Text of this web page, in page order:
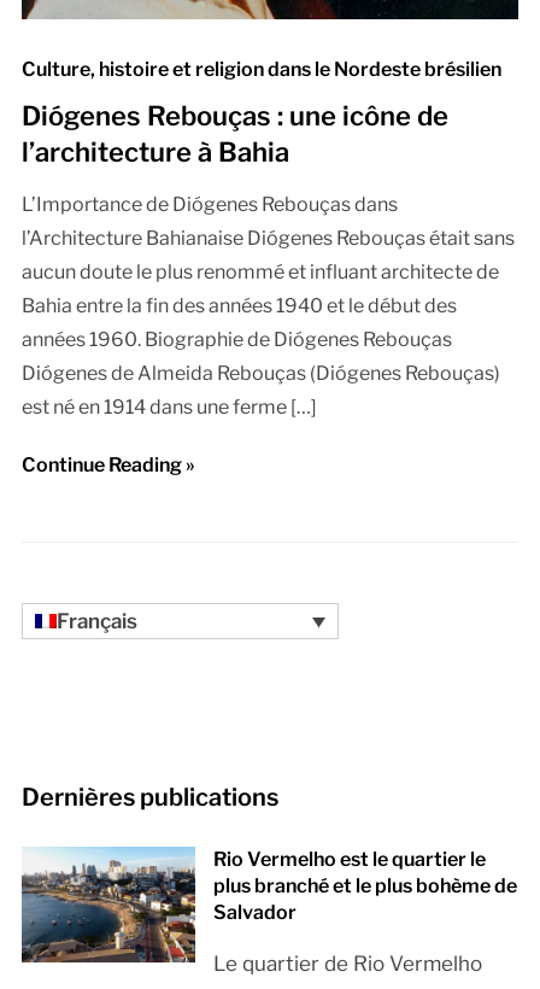
Culture, histoire et religion dans le Nordeste brésilien
Diógenes Rebouças : une icône de
l’architecture à Bahia
L’Importance de Diógenes Rebouças dans
l’Architecture Bahianaise Diógenes Rebouças était sans
aucun doute le plus renommé et influant architecte de
Bahia entre la fin des années 1940 et le début des
années 1960. Biographie de Diógenes Rebouças
Diógenes de Almeida Rebouças (Diógenes Rebouças)
est né en 1914 dans une ferme […]
Continue Reading »
Français
Dernières publications
Rio Vermelho est le quartier le
plus branché et le plus bohème de
Salvador
Le quartier de Rio Vermelho